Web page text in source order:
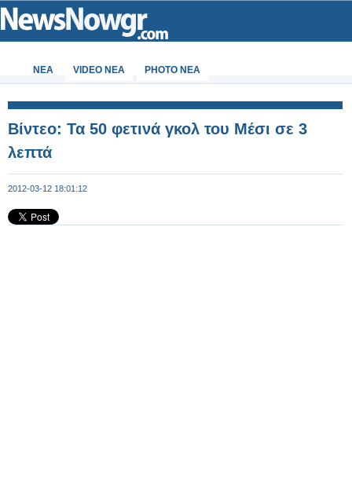
ΝΕΑ VIDEO NEA PHOTO NEA
Βίντεο: Τα 50 φετινά γκολ του Μέσι σε 3
λεπτά
2012-03-12 18:01:12